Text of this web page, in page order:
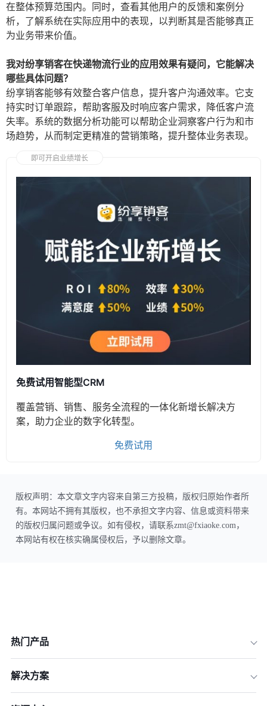
在整体预算范围内。同时，查看其他用户的反馈和案例分
析，了解系统在实际应用中的表现，以判断其是否能够真正
为业务带来价值。
我对纷享销客在快递物流行业的应用效果有疑问，它能解决
哪些具体问题？
纷享销客能够有效整合客户信息，提升客户沟通效率。它支
持实时订单跟踪，帮助客服及时响应客户需求，降低客户流
失率。系统的数据分析功能可以帮助企业洞察客户行为和市
场趋势，从而制定更精准的营销策略，提升整体业务表现。
即可开启业绩增长
免费试用智能型CRM
覆盖营销、销售、服务全流程的一体化新增长解决方
案，助力企业的数字化转型。
免费试用
版权声明：本文章文字内容来自第三方投稿，版权归原始作者所
有。本网站不拥有其版权，也不承担文字内容、信息或资料带来
的版权归属问题或争议。如有侵权，请联系zmt@fxiaoke.com，
本网站有权在核实确属侵权后，予以删除文章。
热门产品
解决方案